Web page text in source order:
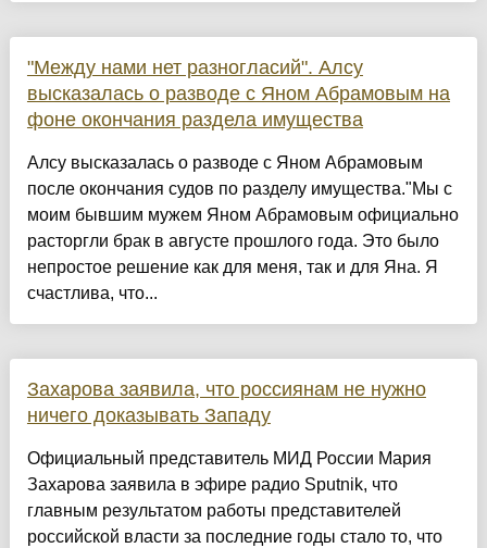
"Между нами нет разногласий". Алсу
высказалась о разводе с Яном Абрамовым на
фоне окончания раздела имущества
Алсу высказалась о разводе с Яном Абрамовым
после окончания судов по разделу имущества."Мы с
моим бывшим мужем Яном Абрамовым официально
расторгли брак в августе прошлого года. Это было
непростое решение как для меня, так и для Яна. Я
счастлива, что...
Захарова заявила, что россиянам не нужно
ничего доказывать Западу
Официальный представитель МИД России Мария
Захарова заявила в эфире радио Sputnik, что
главным результатом работы представителей
российской власти за последние годы стало то, что